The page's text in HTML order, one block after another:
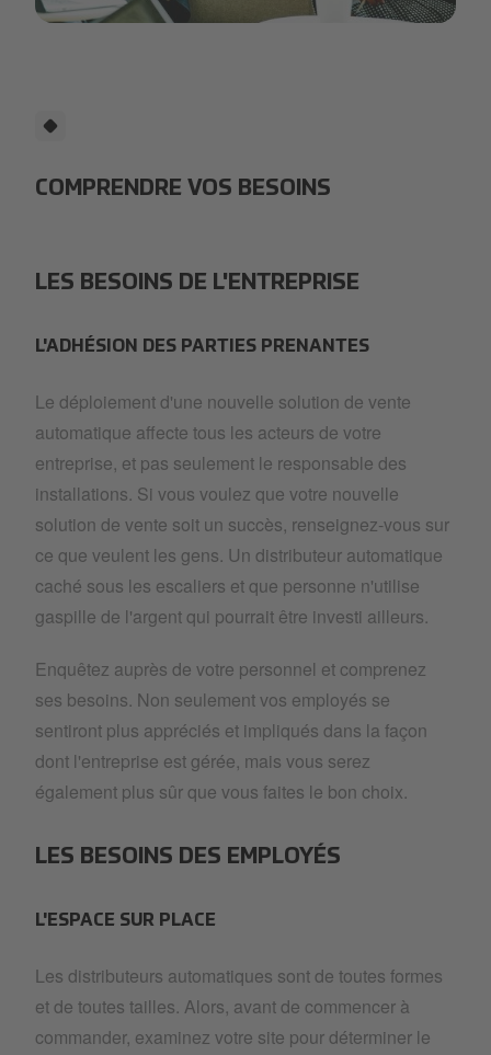
COMPRENDRE VOS BESOINS
LES BESOINS DE L'ENTREPRISE
L'ADHÉSION DES PARTIES PRENANTES
Le déploiement d'une nouvelle solution de vente
automatique affecte tous les acteurs de votre
entreprise, et pas seulement le responsable des
installations. Si vous voulez que votre nouvelle
solution de vente soit un succès, renseignez-vous sur
ce que veulent les gens. Un distributeur automatique
caché sous les escaliers et que personne n'utilise
gaspille de l'argent qui pourrait être investi ailleurs.
Enquêtez auprès de votre personnel et comprenez
ses besoins. Non seulement vos employés se
sentiront plus appréciés et impliqués dans la façon
dont l'entreprise est gérée, mais vous serez
également plus sûr que vous faites le bon choix.
LES BESOINS DES EMPLOYÉS
L'ESPACE SUR PLACE
Les distributeurs automatiques sont de toutes formes
et de toutes tailles. Alors, avant de commencer à
commander, examinez votre site pour déterminer le